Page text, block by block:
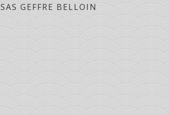
SAS GEFFRE BELLOIN